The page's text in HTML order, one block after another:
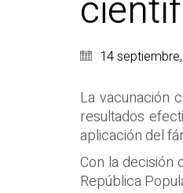
14
La vacunación
resultados
aplicación del
Con la decisión
República